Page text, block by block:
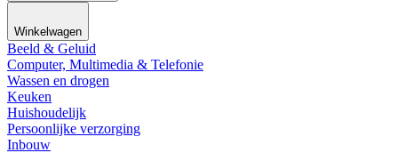
Winkelwagen
Beeld & Geluid
Computer, Multimedia & Telefonie
Wassen en drogen
Keuken
Huishoudelijk
Persoonlijke verzorging
Inbouw